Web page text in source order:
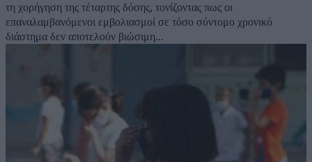
τη χορήγηση της τέταρτης δόσης, τονίζοντας πως οι
επαναλαμβανόμενοι εμβολιασμοί σε τόσο σύντομο χρονικό
διάστημα δεν αποτελούν βιώσιμη...